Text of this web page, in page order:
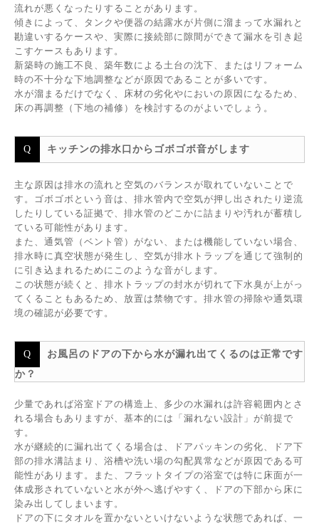
流れが悪くなったりすることがあります。
傾きによって、タンクや便器の結露水が片側に溜まって水漏れと
勘違いするケースや、実際に接続部に隙間ができて漏水を引き起
こすケースもあります。
新築時の施工不良、築年数による土台の沈下、またはリフォーム
時の不十分な下地調整などが原因であることが多いです。
水が溜まるだけでなく、床材の劣化やにおいの原因になるため、
床の再調整（下地の補修）を検討するのがよいでしょう。
キッチンの排水口からゴボゴボ音がします
主な原因は排水の流れと空気のバランスが取れていないことで
す。ゴボゴボという音は、排水管内で空気が押し出されたり逆流
したりしている証拠で、排水管のどこかに詰まりや汚れが蓄積し
ている可能性があります。
また、通気管（ベント管）がない、または機能していない場合、
排水時に真空状態が発生し、空気が排水トラップを通じて強制的
に引き込まれるためにこのような音がします。
この状態が続くと、排水トラップの封水が切れて下水臭が上がっ
てくることもあるため、放置は禁物です。排水管の掃除や通気環
境の確認が必要です。
お風呂のドアの下から水が漏れ出てくるのは正常です
か？
少量であれば浴室ドアの構造上、多少の水漏れは許容範囲内とさ
れる場合もありますが、基本的には「漏れない設計」が前提で
す。
水が継続的に漏れ出てくる場合は、ドアパッキンの劣化、ドア下
部の排水溝詰まり、浴槽や洗い場の勾配異常などが原因である可
能性があります。また、フラットタイプの浴室では特に床面が一
体成形されていないと水が外へ逃げやすく、ドアの下部から床に
染み出してしまいます。
ドアの下にタオルを置かないといけないような状態であれば、一